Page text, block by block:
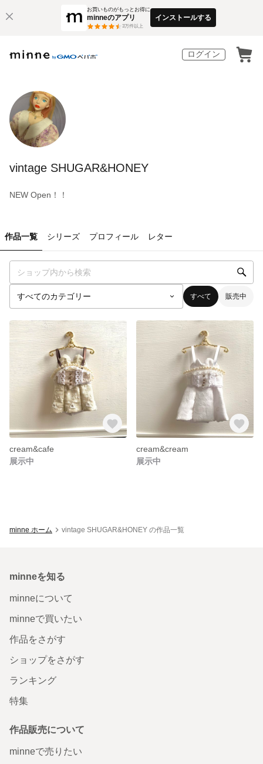
お買いものがもっとお得に
minneのアプリ
3万件以上
インストールする
ログイン
vintage SHUGAR&HONEY
NEW Open！！
作品一覧 シリーズ プロフィール レター
すべて 販売中
cream&cafe
展示中
cream&cream
展示中
minne ホーム vintage SHUGAR&HONEY の作品一覧
minneを知る
minneについて
minneで買いたい
作品をさがす
ショップをさがす
ランキング
特集
作品販売について
minneで売りたい